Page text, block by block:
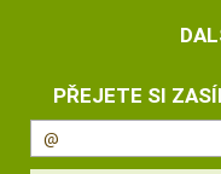
PŘEJETE SI